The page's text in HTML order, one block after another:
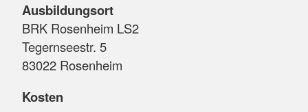
Ausbildungsort
BRK Rosenheim LS2
Tegernseestr. 5
83022 Rosenheim
Kosten